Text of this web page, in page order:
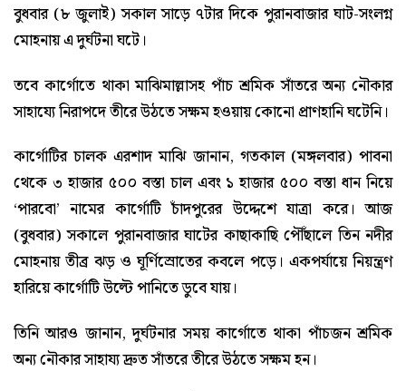
বুধবার (৮ জুলাই) সকাল সাড়ে ৭টার দিকে পুরানবাজার ঘাট-সংলগ্ন
মোহনায় এ দুর্ঘটনা ঘটে।
তবে কার্গোতে থাকা মাঝিমাল্লাসহ পাঁচ শ্রমিক সাঁতরে অন্য নৌকার
সাহায্যে নিরাপদে তীরে উঠতে সক্ষম হওয়ায় কোনো প্রাণহানি ঘটেনি।
কার্গোটির চালক এরশাদ মাঝি জানান, গতকাল (মঙ্গলবার) পাবনা
থেকে ৩ হাজার ৫০০ বস্তা চাল এবং ১ হাজার ৫০০ বস্তা ধান নিয়ে
‘পারবো’ নামের কার্গোটি চাঁদপুরের উদ্দেশে যাত্রা করে। আজ
(বুধবার) সকালে পুরানবাজার ঘাটের কাছাকাছি পৌঁছালে তিন নদীর
মোহনায় তীব্র ঝড় ও ঘূর্ণিস্রোতের কবলে পড়ে। একপর্যায়ে নিয়ন্ত্রণ
হারিয়ে কার্গোটি উল্টে পানিতে ডুবে যায়।
তিনি আরও জানান, দুর্ঘটনার সময় কার্গোতে থাকা পাঁচজন শ্রমিক
অন্য নৌকার সাহায্য দ্রুত সাঁতরে তীরে উঠতে সক্ষম হন।